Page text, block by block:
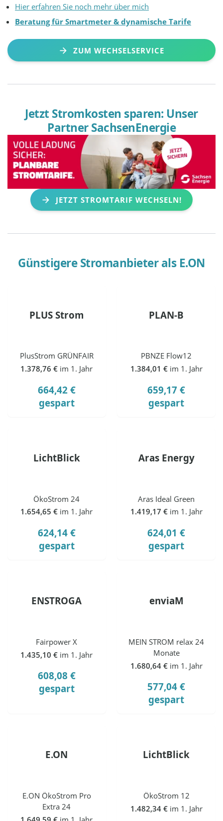
Hier erfahren Sie noch mehr über mich
Beratung für Smartmeter & dynamische Tarife
ZUM WECHSELSERVICE
Jetzt Stromkosten sparen: Unser
Partner SachsenEnergie
JETZT STROMTARIF WECHSELN!
Günstigere Stromanbieter als E.ON
PLUS Strom
PlusStrom GRÜNFAIR
1.378,76 € im 1. Jahr
664,42 €
gespart
PLAN-B
PBNZE Flow12
1.384,01 € im 1. Jahr
659,17 €
gespart
LichtBlick
ÖkoStrom 24
1.654,65 € im 1. Jahr
624,14 €
gespart
Aras Energy
Aras Ideal Green
1.419,17 € im 1. Jahr
624,01 €
gespart
ENSTROGA
Fairpower X
1.435,10 € im 1. Jahr
608,08 €
gespart
enviaM
MEIN STROM relax 24
Monate
1.680,64 € im 1. Jahr
577,04 €
gespart
E.ON
E.ON ÖkoStrom Pro
Extra 24
LichtBlick
ÖkoStrom 12
1.482,34 € im 1. Jahr